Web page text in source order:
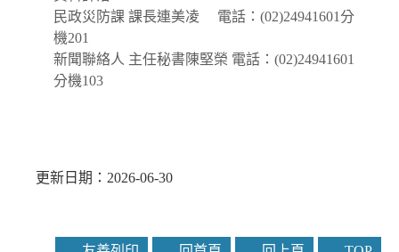
民政災防課 課長連美凌 電話：(02)24941601分
機201
新聞聯絡人 主任秘書陳堅榮 電話：(02)24941601
分機103
更新日期：2026-06-30